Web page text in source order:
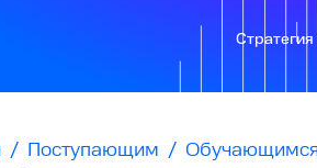
Стратегия
/ Поступающим /